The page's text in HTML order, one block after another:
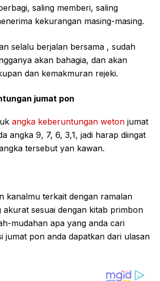
saling memberi, saling
kekurangan masing-masing.
selalu berjalan bersama , sudah
akan bahagia, dan akan
dan kemakmuran rejeki.
jumat pon
angka keberuntungan weton jumat
angka 9, 7, 6, 3,1, jadi harap diingat
tersebut yan kawan.
kanalmu terkait dengan ramalan
akurat sesuai dengan kitab primbon
mudahan apa yang anda cari
jumat pon anda dapatkan dari ulasan